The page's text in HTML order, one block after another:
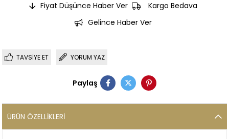
Fiyat Düşünce Haber Ver
Kargo Bedava
Gelince Haber Ver
TAVSIYE ET YORUM YAZ
Paylaş
ÜRÜN ÖZELLIKLERI